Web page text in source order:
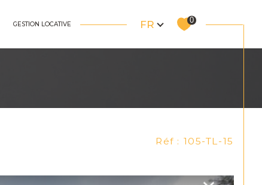
autres
GESTION LOCATIVE Langue
FR 0
Réf : 105-TL-15